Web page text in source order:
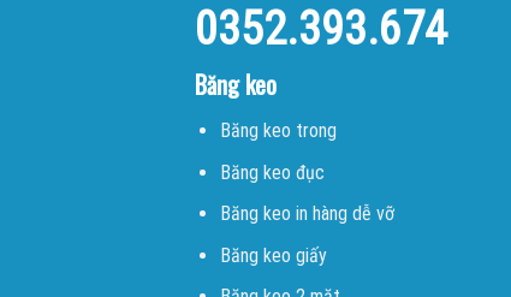
0352.393.674
Băng keo
Băng keo trong
Băng keo đục
Băng keo in hàng dễ vỡ
Băng keo giấy